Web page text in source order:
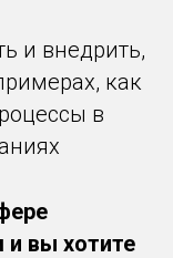
и внедрить,
как
в
и вы хотите